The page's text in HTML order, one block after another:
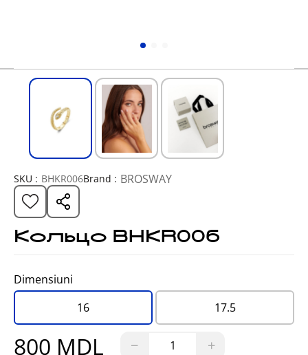
SKU : BHKR006Brand : BROSWAY
Кольцо BHKR006
Dimensiuni
16
17.5
800 MDL − +